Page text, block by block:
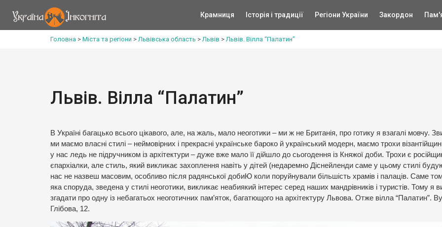
Крамниця Історія і традиції Регіони України Закордон
Головна > Міста та регіони >Львівська область >Львів >Львів. Вілла “Палатин”
Львів. Вілла “Палатин”
В Україні багацько всього цікавого, але, на жаль, мало неоготики – ми ж не Британія, про готику я взагалі мовчу.
ми маємо власні стилі – неймовірних і прекрасні українське бароко й український модерн, маємо трохи
у нас ледь не підручником із архітектури – дуже вже мало її дійшло до сьогодення із Княжої доби. Трохи є
єпархіалки, але стиль, який викликає захоплення навіть у дітей (недаремно Діснейленди саме у цьому стилі
нас не назвеш масовим, особливо після радянської добиЮ коли поруйнували більшість храмів і палаців. Саме
яка споруда, зведена у стилі неоготики, викликає неабиякий інтерес серед наших мандрівників і туристів. Тому я
згадати про одну із небагатьох неоготичних пам’яток, багатющого на архітектуру Львова. Отже вілла “Палатин”.
Глібова, 12.